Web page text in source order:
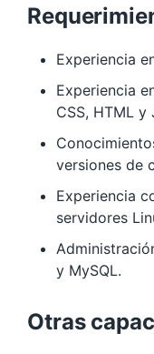
Experiencia
Experiencia
CSS, HTML y
versiones de
Experiencia
servidores
y MySQL.
Otras